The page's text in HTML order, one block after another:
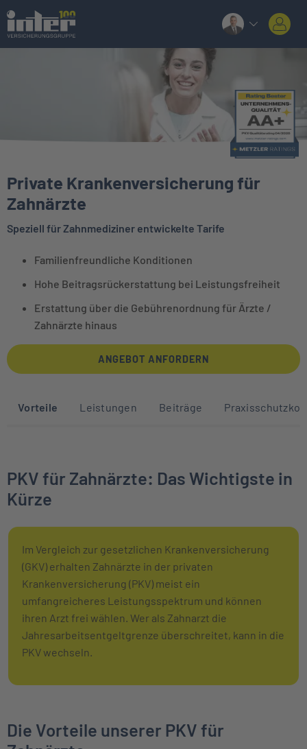
Private Krankenversicherung für
Zahnärzte
Speziell für Zahnmediziner entwickelte Tarife
Familienfreundliche Konditionen
Hohe Beitragsrückerstattung bei Leistungsfreiheit
Erstattung über die Gebührenordnung für Ärzte /
Zahnärzte hinaus
ANGEBOT ANFORDERN
Sprunglinks zu den Abschnitten auf
Vorteile Leistungen Beiträge
PKV für Zahnärzte: Das Wichtigste in
Kürze
Im Vergleich zur gesetzlichen Krankenversicherung
(GKV) erhalten Zahnärzte in der privaten
Krankenversicherung (PKV) meist ein
umfangreicheres Leistungsspektrum und können
ihren Arzt frei wählen. Wer als Zahnarzt die
Jahresarbeitsentgeltgrenze überschreitet, kann in die
PKV wechseln.
Die Vorteile unserer PKV für